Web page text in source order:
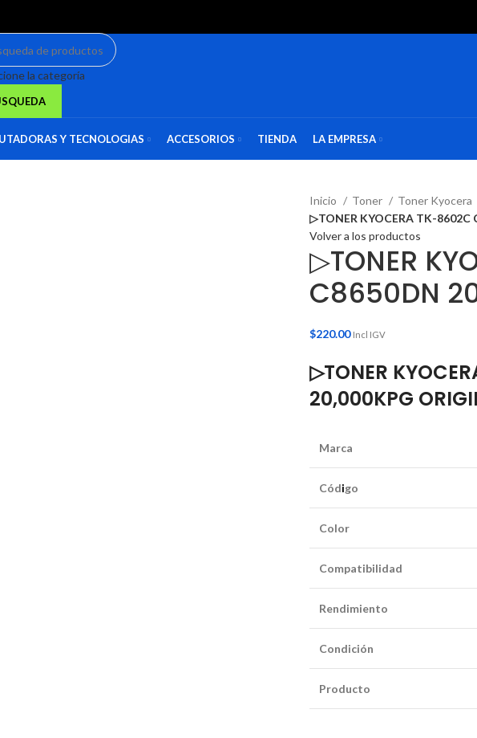
la categoría
Y TECNOLOGIAS ACCESORIOS TIENDA LA EMPRESA
Inicio Toner
Toner Kyocera
▷TONER KYOCERA TK-8602C
Volver a los productos
▷TONER
C8650DN
$220.00 Incl IGV
▷TONER
20,000KPG
Marca
Código
Color
Compatibilidad
Rendimiento
Condición
Producto